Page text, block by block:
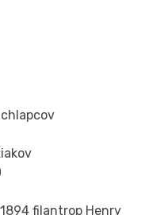
filantrop Henry